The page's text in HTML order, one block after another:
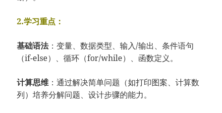
2.​​学习重点​​：
​基础语法​​：变量、数据类型、输入/输出、条件语句
（if-else）、循环（for/while）、函数定义。
​计算思维​ ​：通过解决简单问题（如打印图案、计算数
列）培养分解问题、设计步骤的能力。